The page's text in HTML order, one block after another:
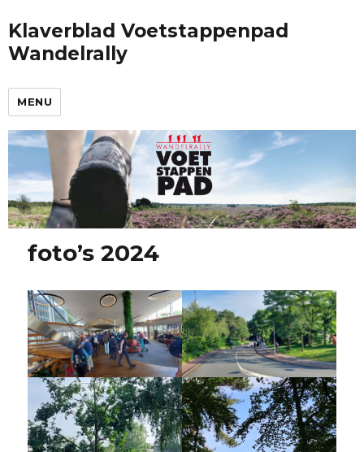
Klaverblad Voetstappenpad
Wandelrally
MENU
foto’s 2024